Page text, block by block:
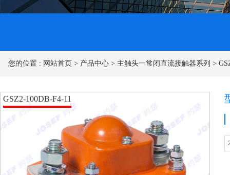
您的位置 : 网站首页 > 产品中心 > 主触头一常闭直流接触器系列 >
GSZ2-100DB-F4-11